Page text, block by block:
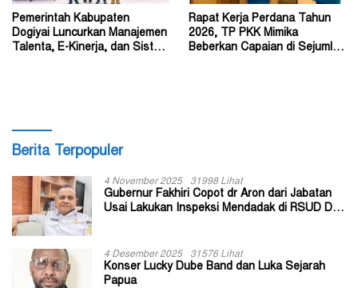
Pemerintah Kabupaten
Dogiyai Luncurkan Manajemen
Talenta, E-Kinerja, dan Sistem
Rapat Kerja Perdana Tahun
2026, TP PKK Mimika
Beberkan Capaian di Sejumlah
Berita Terpopuler
4 November 2025 31998 Lihat
Gubernur Fakhiri Copot dr Aron dari Jabatan
Usai Lakukan Inspeksi Mendadak di RSUD Dok
4 Desember 2025 31576 Lihat
Konser Lucky Dube Band dan Luka Sejarah
Papua